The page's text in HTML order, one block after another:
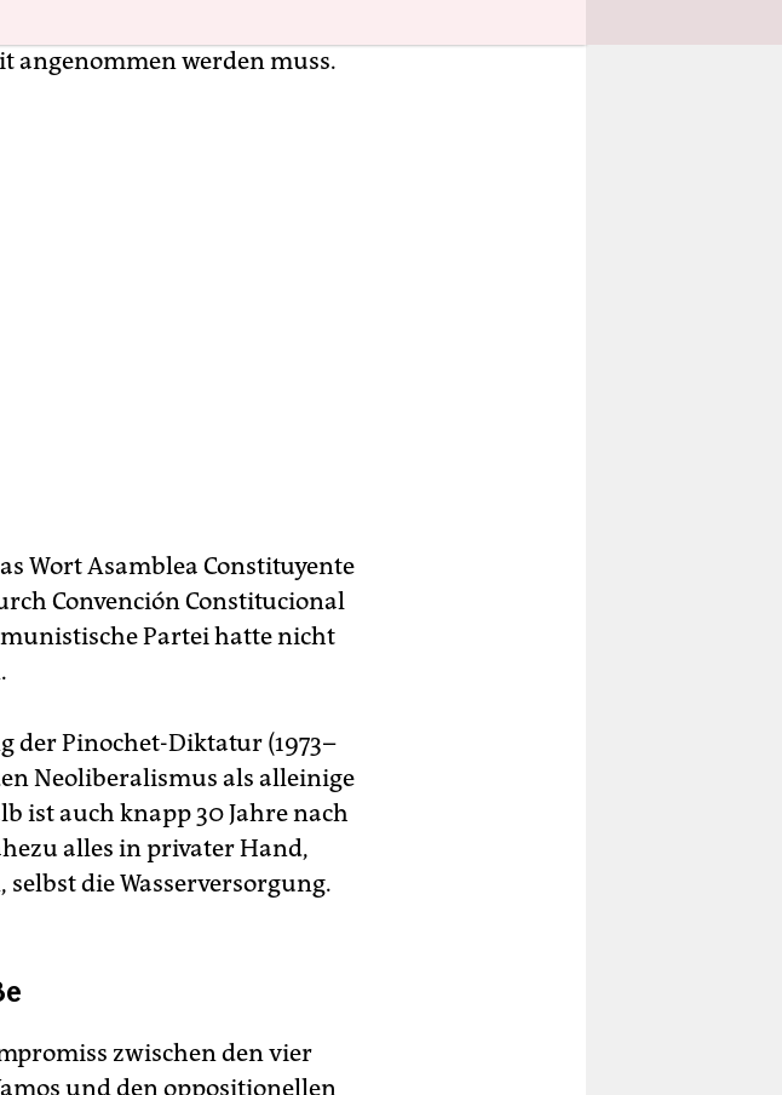
angenommen werden muss.
Wort Asamblea Constituyente
Convención Constitucional
Partei hatte nicht
der Pinochet-Diktatur (1973–
Neoliberalismus als alleinige
ist auch knapp 30 Jahre nach
alles in privater Hand,
die Wasserversorgung.
zwischen den vier
und den oppositionellen